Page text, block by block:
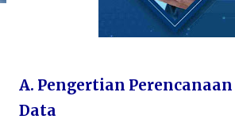
A. Pengertian Perencanaan
Data